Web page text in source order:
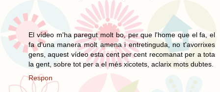
El vídeo m'ha paregut molt bo, per que l'home que el fa, el
fa d'una manera molt amena i entretinguda, no t'avorrixes
gens, aquest vídeo esta cent per cent recomanat per a tota
la gent, sobre tot per a el més xicotets, aclarix mots dubtes.
Respon